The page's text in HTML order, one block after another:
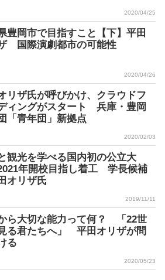
2020/04/25
豊岡市で目指すこと【下】平田
国際演劇都市の可能性
2020/04/26
リザ氏が呼びかけ、クラウドフ
ィングがスタート 兵庫・豊岡
「青年団」新拠点
2020/02/03
観光を学べる国内初の公立大
年開校目指し着工 学長候補
オリザ氏
2019/11/11
ら大切な能力って何？ 「22世
る君たちへ」 平田オリザが問
る
2020/05/23